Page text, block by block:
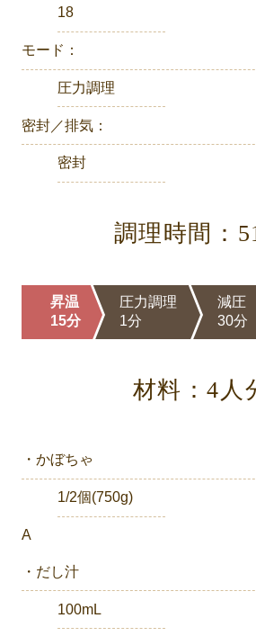
18
モード：
圧力調理
密封／排気：
密封
調理時間：
昇温
15分
圧力調理
1分
減圧
30分
材料：4人
・かぼちゃ
1/2個(750g)
A
・だし汁
100mL